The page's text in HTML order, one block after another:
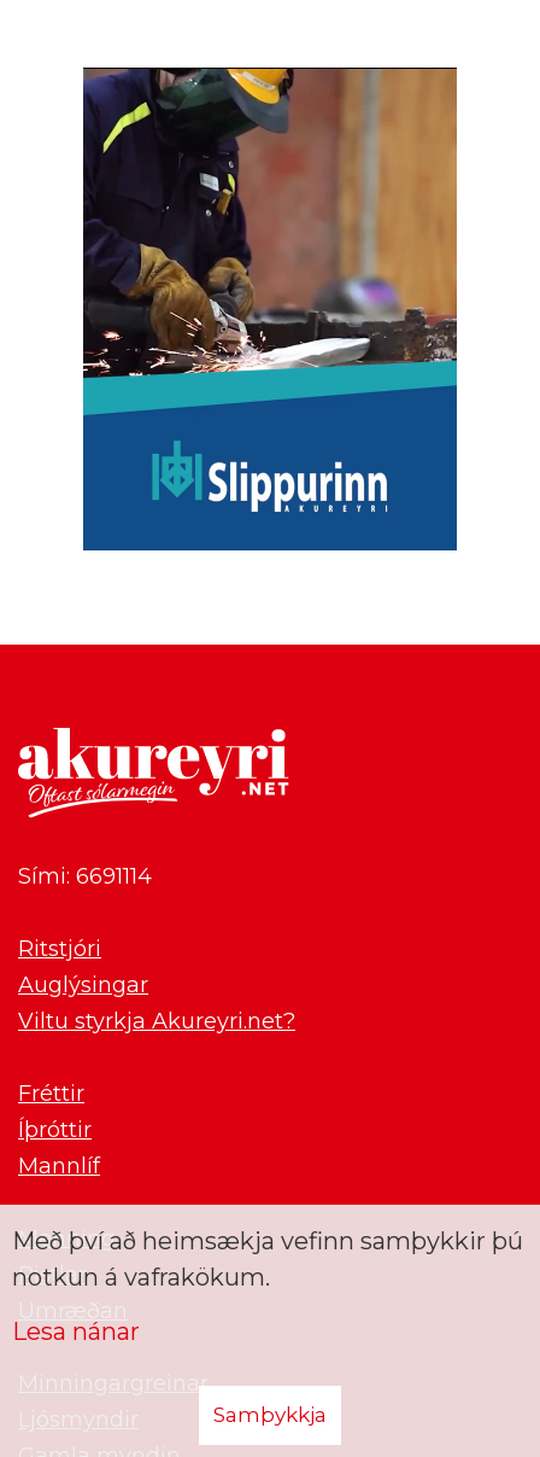
Sími: 6691114
Ritstjóri
Auglýsingar
Viltu styrkja Akureyri.net?
Fréttir
Íþróttir
Mannlíf
Menning
Pistlar
Umræðan
Minningargreinar
Ljósmyndir
Með því að heimsækja vefinn samþykkir þú
notkun á vafrakökum.
Lesa nánar
Samþykkja